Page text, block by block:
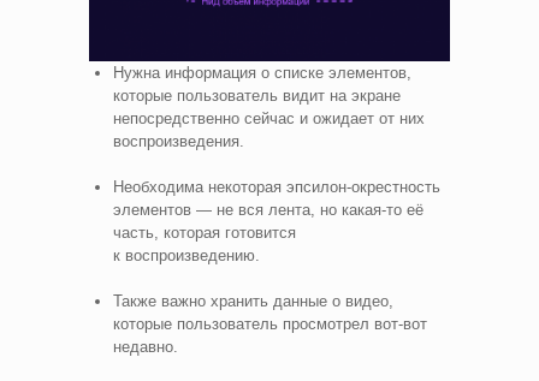
Нужна информация о списке элементов,
которые пользователь видит на экране
непосредственно сейчас и ожидает от них
воспроизведения.
Необходима некоторая эпсилон‑окрестность
элементов — не вся лента, но какая‑то её
часть, которая готовится
к воспроизведению.
Также важно хранить данные о видео,
которые пользователь просмотрел вот‑вот
недавно.